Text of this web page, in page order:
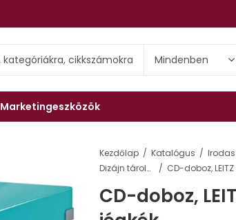
Marketingeszközök
Kezdőlap Katalógus
Dizájn tárolódobozok
CD-doboz,